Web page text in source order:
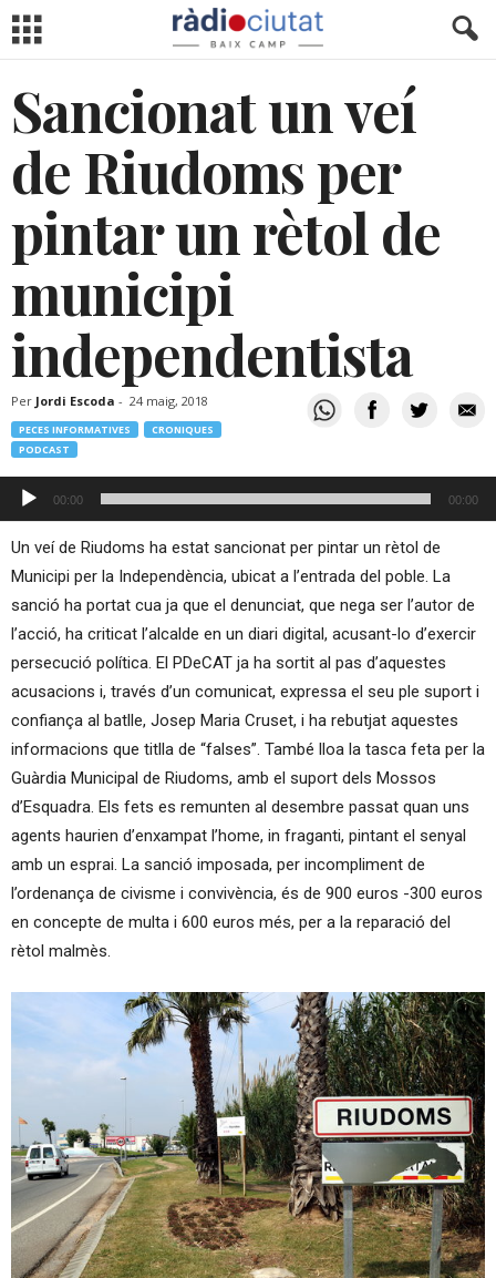
Sancionat un veí
de Riudoms per
pintar un rètol de
municipi
independentista
Per Jordi Escoda - 24 maig, 2018
PECES INFORMATIVES
CRONIQUES
PODCAST
Reproductor
d'àudio
00:00 00:00
Un veí de Riudoms ha estat sancionat per pintar un rètol de
Municipi per la Independència, ubicat a l’entrada del poble. La
sanció ha portat cua ja que el denunciat, que nega ser l’autor de
l’acció, ha criticat l’alcalde en un diari digital, acusant-lo d’exercir
persecució política. El PDeCAT ja ha sortit al pas d’aquestes
acusacions i, través d’un comunicat, expressa el seu ple suport i
confiança al batlle, Josep Maria Cruset, i ha rebutjat aquestes
informacions que titlla de “falses”. També lloa la tasca feta per la
Guàrdia Municipal de Riudoms, amb el suport dels Mossos
d’Esquadra. Els fets es remunten al desembre passat quan uns
agents haurien d’enxampat l’home, in fraganti, pintant el senyal
amb un esprai. La sanció imposada, per incompliment de
l’ordenança de civisme i convivència, és de 900 euros -300 euros
en concepte de multa i 600 euros més, per a la reparació del
rètol malmès.